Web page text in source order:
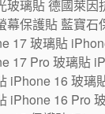
玻璃貼 德國萊因
幕保護貼 藍寶石
17 玻璃貼
17 Pro 玻璃貼
iPhone 16 玻璃
iPhone 16 Pro